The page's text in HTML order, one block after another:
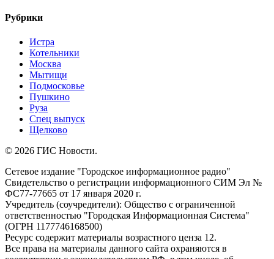
Рубрики
Истра
Котельники
Москва
Мытищи
Подмосковье
Пушкино
Руза
Спец выпуск
Щелково
© 2026 ГИС Новости.
Сетевое издание "Городское информационное радио"
Свидетельство о регистрации информационного СИМ Эл №
ФС77-77665 от 17 января 2020 г.
Учредитель (соучредители): Общество с ограниченной
ответственностью "Городская Информационная Система"
(ОГРН 1177746168500)
Ресурс содержит материалы возрастного ценза 12.
Все права на материалы данного сайта охраняются в